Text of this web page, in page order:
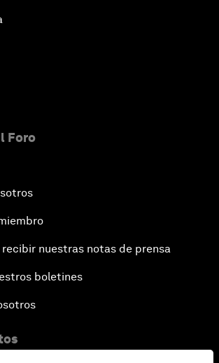
Foro
recibir nuestras notas de prensa
boletines